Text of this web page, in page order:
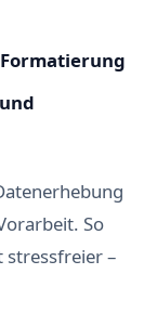
So
stressfreier –